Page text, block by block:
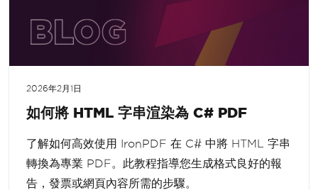
2026年2月1日
如何將 HTML 字串渲染為 C# PDF
了解如何高效使用 IronPDF 在 C# 中將 HTML 字串
轉換為專業 PDF。此教程指導您生成格式良好的報
告，發票或網頁內容所需的步驟。